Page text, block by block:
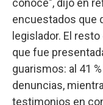
conoce", dijo en
encuestados que
legislador. El
que fue
guarismos: al 41
denuncias,
testimonios en